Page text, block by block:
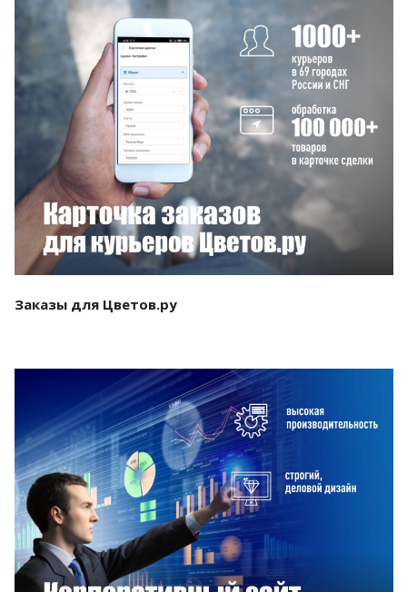
Смотреть проект
Заказы для Цветов.ру
Смотреть проект